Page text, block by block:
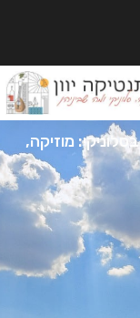
מוזיקה,